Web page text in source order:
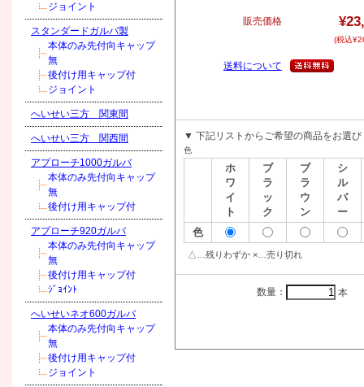
ジョイント
スタンダードガルバ製
本体のみ先付向キャップ
無
後付け用キャップ付
ジョイント
へいせい三方 関東間
へいせい三方 関西間
アプローチ1000ガルバ
本体のみ先付向キャップ
無
後付け用キャップ付
アプローチ920ガルバ
本体のみ先付向キャップ
無
後付け用キャップ付
ｼﾞｮｲﾝﾄ
へいせいネオ600ガルバ
本体のみ先付向キャップ
無
後付け用キャップ付
ジョイント
販売価格
(税込
送料について
▼ 下記リストからご希望の商品をお選び
色
ホ
ワ
イ
ト
ブ
ラ
ッ
ク
ブ
ラ
ウ
ン
シ
ル
バ
ー
色
△…残りわずか ×…売り切れ
数量： 本